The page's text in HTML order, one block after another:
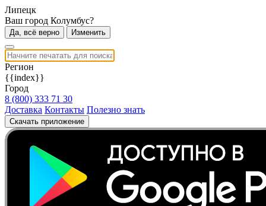
Липецк
Ваш город Колумбус?
Да, всё верно Изменить
Регион
{{index}}
Город
8 (800) 333 71 30
Доставка Контакты Полезно знать
Скачать приложение